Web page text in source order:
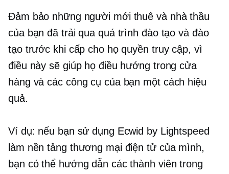
Đảm bảo những người mới thuê và nhà thầu
của bạn đã trải qua quá trình đào tạo và đào
tạo trước khi cấp cho họ quyền truy cập, vì
điều này sẽ giúp họ điều hướng trong cửa
hàng và các công cụ của bạn một cách hiệu
quả.
Ví dụ: nếu bạn sử dụng Ecwid by Lightspeed
làm nền tảng thương mại điện tử của mình,
bạn có thể hướng dẫn các thành viên trong